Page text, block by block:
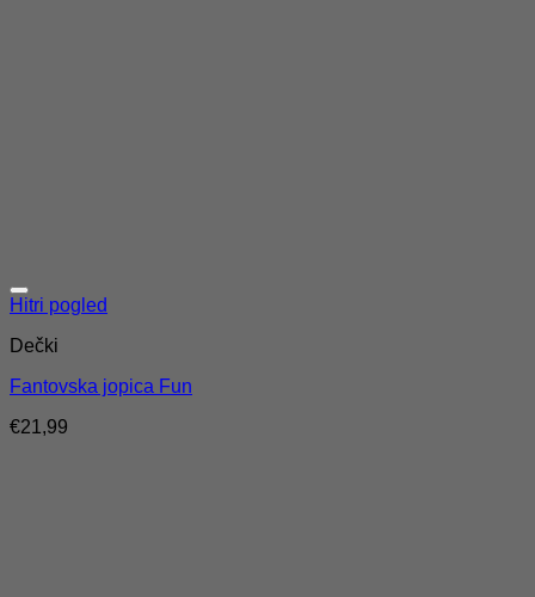
Hitri pogled
Dečki
Fantovska jopica Fun
€21,99